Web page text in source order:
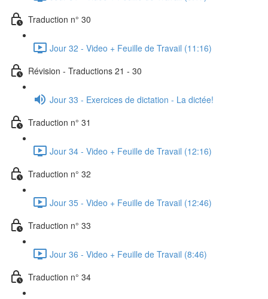
Traduction n° 30
Jour 32 - Video + Feuille de Travail (11:16)
Révision - Traductions 21 - 30
Jour 33 - Exercices de dictation - La dictée!
Traduction n° 31
Jour 34 - Video + Feuille de Travail (12:16)
Traduction n° 32
Jour 35 - Video + Feuille de Travail (12:46)
Traduction n° 33
Jour 36 - Video + Feuille de Travail (8:46)
Traduction n° 34